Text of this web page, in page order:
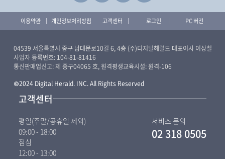
이용약관 개인정보처리방침 고객센터 로그인 PC 버전
04539 서울특별시 중구 남대문로10길 6, 4층 (주)디지털헤럴드 대표이사 이상철
사업자 등록번호: 104-81-81416
통신판매업신고: 제 중구04065 호, 원격평생교육시설: 원격-106
©2024 Digital Herald. INC. All Rights Reserved
고객센터
평일(주말/공휴일 제외)
09:00 - 18:00
점심
12:00 - 13:00
서비스 문의
02 318 0505